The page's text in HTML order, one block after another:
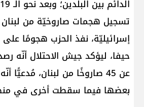
تسجيل هجمات صاروخيّة من
إسرائيليّة، نفذ الحزب هجومًا
حيفا، ليؤكد جيش الاحتلال أنّه
عن 45 صاروخًا من لبنان،
بعضها فيما سقطت أخرى في